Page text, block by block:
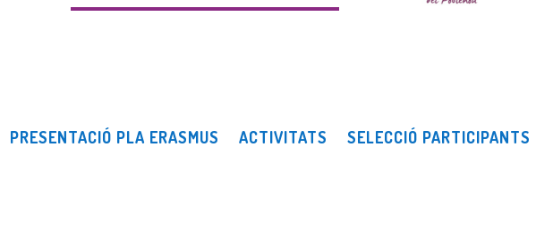
PRESENTACIÓ PLA ERASMUS ACTIVITATS SELECCIÓ PARTICIPANTS